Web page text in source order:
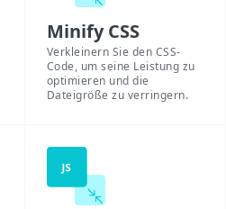
Minify CSS
Verkleinern Sie den CSS-
Code, um seine Leistung zu
optimieren und die
Dateigröße zu verringern.